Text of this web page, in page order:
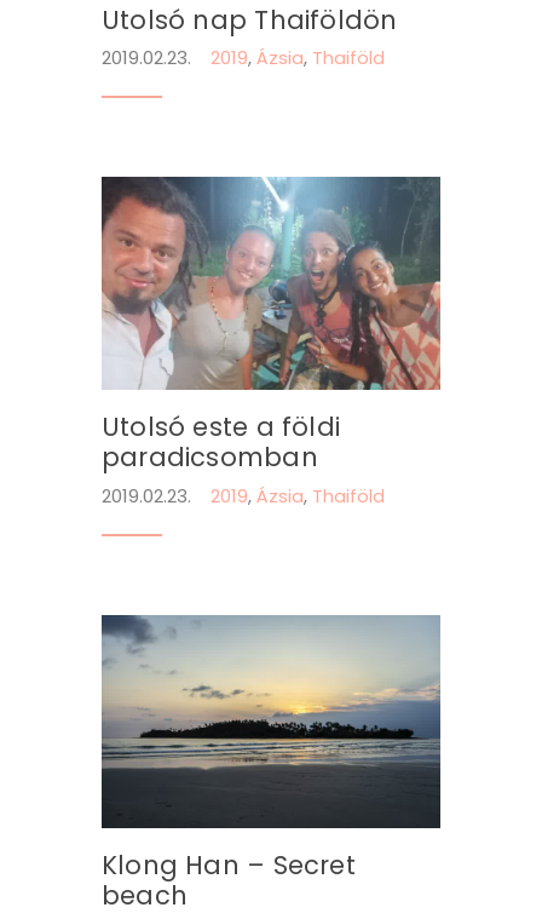
Utolsó nap Thaiföldön
2019.02.23. 2019,Ázsia, Thaiföld
Utolsó este a földi
paradicsomban
2019.02.23. 2019,Ázsia, Thaiföld
Klong Han – Secret
beach